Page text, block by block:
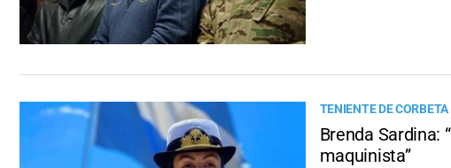
TENIENTE DE CORBETA
Brenda Sardina:
maquinista”